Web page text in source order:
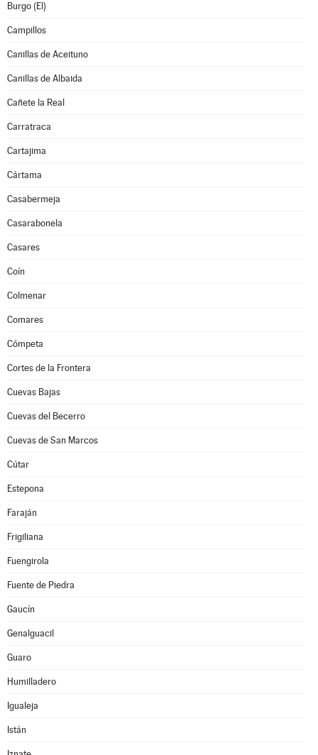
Burgo (El)
Campillos
Canillas de Aceituno
Canillas de Albaida
Cañete la Real
Carratraca
Cartajima
Cártama
Casabermeja
Casarabonela
Casares
Coín
Colmenar
Comares
Cómpeta
Cortes de la Frontera
Cuevas Bajas
Cuevas del Becerro
Cuevas de San Marcos
Cútar
Estepona
Faraján
Frigiliana
Fuengirola
Fuente de Piedra
Gaucín
Genalguacil
Guaro
Humilladero
Igualeja
Istán